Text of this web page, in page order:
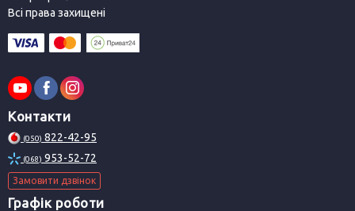
Всі права захищені
Контакти
(050) 822-42-95
(068) 953-52-72
Замовити дзвінок
Графік роботи